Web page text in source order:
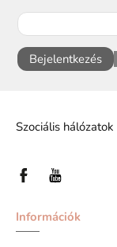
Bejelentkezés
Szociális hálózatok
Információk